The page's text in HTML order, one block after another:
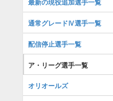
通常グレードⅣ選手一覧
配信停止選手一覧
ア・リーグ選手一覧
オリオールズ